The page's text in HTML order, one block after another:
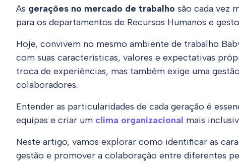
As gerações no mercado de trabalho são cada vez
para os departamentos de Recursos Humanos e
Hoje, convivem no mesmo ambiente de trabalho
com suas características, valores e expectativas
troca de experiências, mas também exige uma
colaboradores.
Entender as particularidades de cada geração é
equipas e criar um clima organizacional mais
Neste artigo, vamos explorar como identificar as
gestão e promover a colaboração entre diferentes